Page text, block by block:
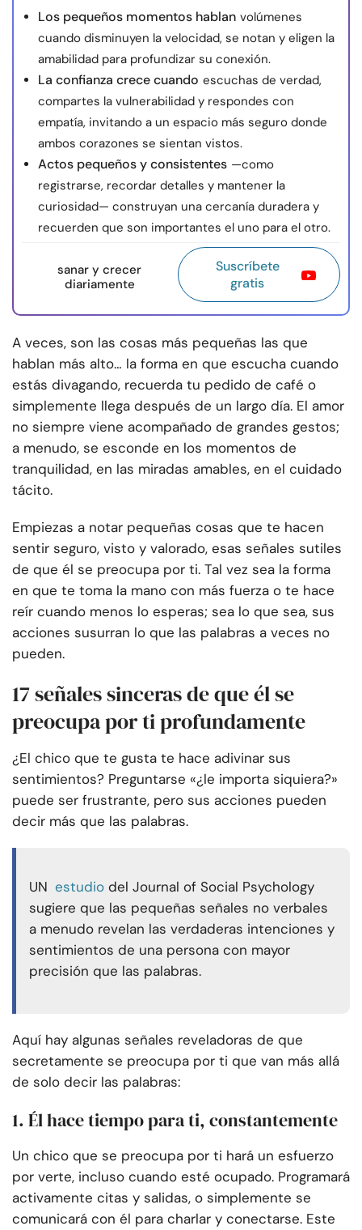
Los pequeños momentos hablan volúmenes
cuando disminuyen la velocidad, se notan y eligen la
amabilidad para profundizar su conexión.
La confianza crece cuando escuchas de verdad,
compartes la vulnerabilidad y respondes con
empatía, invitando a un espacio más seguro donde
ambos corazones se sientan vistos.
Actos pequeños y consistentes —como
registrarse, recordar detalles y mantener la
curiosidad— construyan una cercanía duradera y
recuerden que son importantes el uno para el otro.
sanar y crecer
diariamente
Suscríbete
gratis
A veces, son las cosas más pequeñas las que
hablan más alto… la forma en que escucha cuando
estás divagando, recuerda tu pedido de café o
simplemente llega después de un largo día. El amor
no siempre viene acompañado de grandes gestos;
a menudo, se esconde en los momentos de
tranquilidad, en las miradas amables, en el cuidado
tácito.
Empiezas a notar pequeñas cosas que te hacen
sentir seguro, visto y valorado, esas señales sutiles
de que él se preocupa por ti. Tal vez sea la forma
en que te toma la mano con más fuerza o te hace
reír cuando menos lo esperas; sea lo que sea, sus
acciones susurran lo que las palabras a veces no
pueden.
17 señales sinceras de que él se
preocupa por ti profundamente
¿El chico que te gusta te hace adivinar sus
sentimientos? Preguntarse «¿le importa siquiera?»
puede ser frustrante, pero sus acciones pueden
decir más que las palabras.
UN estudio del Journal of Social Psychology
sugiere que las pequeñas señales no verbales
a menudo revelan las verdaderas intenciones y
sentimientos de una persona con mayor
precisión que las palabras.
Aquí hay algunas señales reveladoras de que
secretamente se preocupa por ti que van más allá
de solo decir las palabras:
1. Él hace tiempo para ti, constantemente
Un chico que se preocupa por ti hará un esfuerzo
por verte, incluso cuando esté ocupado. Programará
activamente citas y salidas, o simplemente se
comunicará con él para charlar y conectarse. Este